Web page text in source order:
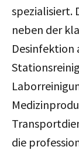
spezialisiert.
neben der
Desinfektion
die